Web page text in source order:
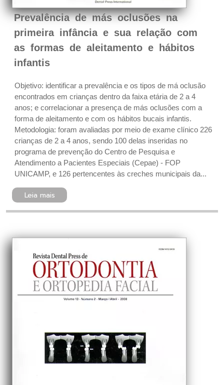
Prevalência de más oclusões na
primeira infância e sua relação com
as formas de aleitamento e hábitos
infantis
Objetivo: identificar a prevalência e os tipos de má oclusão
encontrados em crianças dentro da faixa etária de 2 a 4
anos; e correlacionar a presença de más oclusões com a
forma de aleitamento e com os hábitos bucais infantis.
Metodologia: foram avaliadas por meio de exame clínico 226
crianças de 2 a 4 anos, sendo 100 delas inseridas no
programa de prevenção do Centro de Pesquisa e
Atendimento a Pacientes Especiais (Cepae) - FOP
UNICAMP, e 126 pertencentes às creches municipais da...
Leia mais